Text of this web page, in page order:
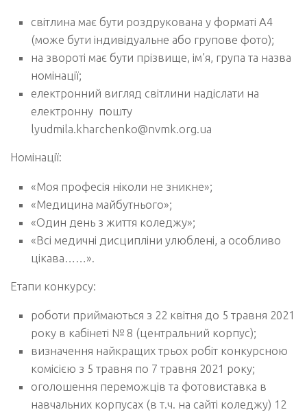
світлина має бути роздрукована у форматі А4
(може бути індивідуальне або групове фото);
на звороті має бути прізвище, ім’я, група та назва
номінації;
електронний вигляд світлини надіслати на
електронну пошту
lyudmila.kharchenko@nvmk.org.ua
Номінації:
«Моя професія ніколи не зникне»;
«Медицина майбутнього»;
«Один день з життя коледжу»;
«Всі медичні дисципліни улюблені, а особливо
цікава……».
Етапи конкурсу:
роботи приймаються з 22 квітня до 5 травня 2021
року в кабінеті № 8 (центральний корпус);
визначення найкращих трьох робіт конкурсною
комісією з 5 травня по 7 травня 2021 року;
оголошення переможців та фотовиставка в
навчальних корпусах (в т.ч. на сайті коледжу) 12